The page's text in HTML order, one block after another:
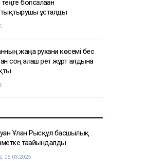
бопсалаған
ұсталды
жаңа рухани көсемі бес
соң алғаш рет жұрт алдына
Ұлан Рысқұл басшылық
тағайындалды
06.03.2025